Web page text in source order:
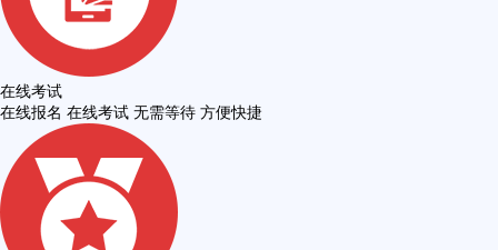
在线考试
在线报名 在线考试 无需等待 方便快捷